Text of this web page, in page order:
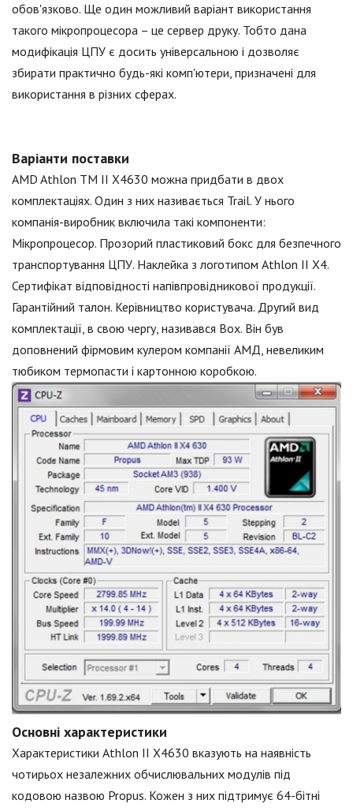
обов'язково. Ще один можливий варіант використання
такого мікропроцесора – це сервер друку. Тобто дана
модифікація ЦПУ є досить універсальною і дозволяє
збирати практично будь-які комп'ютери, призначені для
використання в різних сферах.
Варіанти поставки
AMD Athlon TM II X4630 можна придбати в двох
комплектаціях. Один з них називається Trail. У нього
компанія-виробник включила такі компоненти:
Мікропроцесор. Прозорий пластиковий бокс для безпечного
транспортування ЦПУ. Наклейка з логотипом Athlon II Х4.
Сертифікат відповідності напівпровідникової продукції.
Гарантійний талон. Керівництво користувача. Другий вид
комплектації, в свою чергу, називався Вох. Він був
доповнений фірмовим кулером компанії АМД, невеликим
тюбиком термопасти і картонною коробкою.
Основні характеристики
Характеристики Athlon II X4630 вказують на наявність
чотирьох незалежних обчислювальних модулів під
кодовою назвою Propus. Кожен з них підтримує 64-бітні